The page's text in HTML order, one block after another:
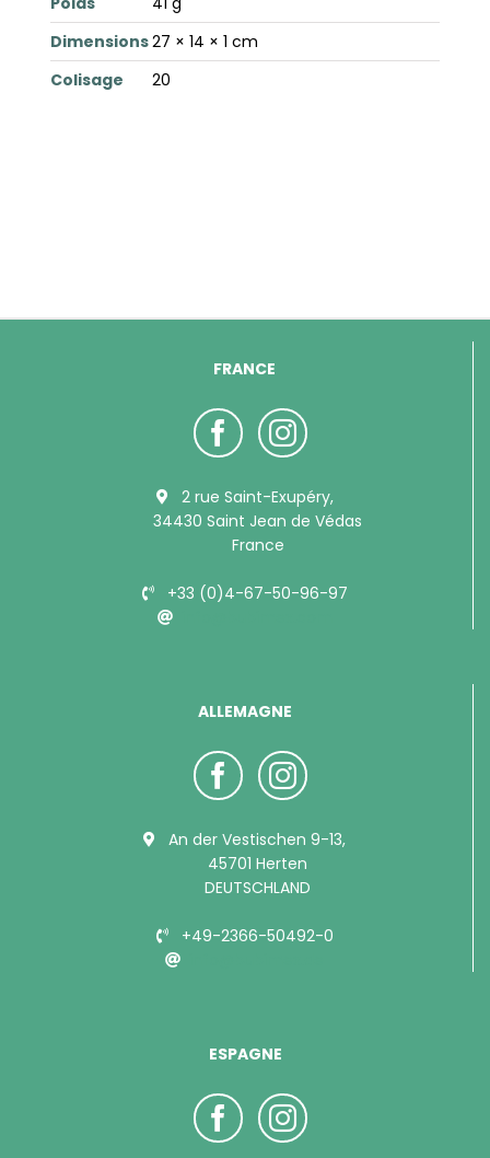
Dimensions27 × 14 × 1 cm
Colisage
20
FRANCE
2 rue Saint-Exupéry,
34430 Saint Jean de Védas
France
+33 (0)4-67-50-96-97
ALLEMAGNE
An der Vestischen 9-13,
45701 Herten
DEUTSCHLAND
+49-2366-50492-0
ESPAGNE